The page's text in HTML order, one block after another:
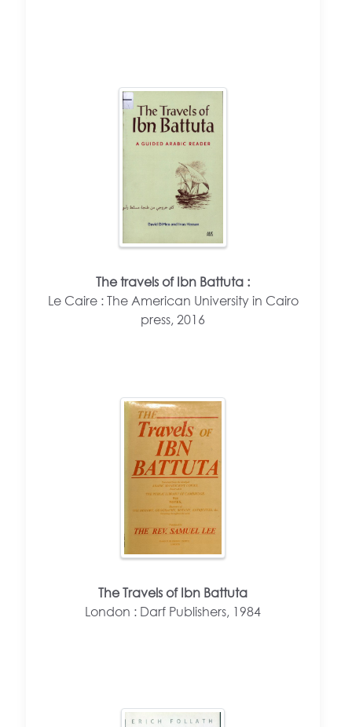
The travels of Ibn Battuta :
Le Caire : The American University in Cairo
press, 2016
The Travels of Ibn Battuta
London : Darf Publishers, 1984